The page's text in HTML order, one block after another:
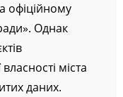
офіційному
Однак
міста
даних.